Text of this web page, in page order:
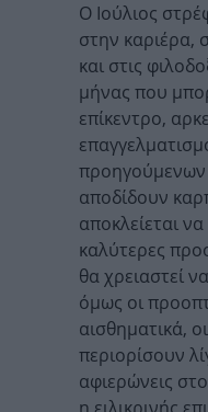
Ο Ιούλιος
στην καριέρα,
και στις
μήνας που
επίκεντρο,
αποδίδουν
αποκλείεται
καλύτερες
θα χρειαστεί
όμως οι
αισθηματικά,
περιορίσουν
αφιερώνεις